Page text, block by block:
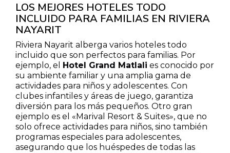
LOS MEJORES HOTELES TODO
INCLUIDO PARA FAMILIAS EN RIVIERA
NAYARIT
Riviera Nayarit alberga varios hoteles todo
incluido que son perfectos para familias. Por
ejemplo, el
Hotel Grand Matlali es conocido por
su ambiente familiar y una amplia gama de
actividades para niños y adolescentes. Con
clubes infantiles y áreas de juego, garantiza
diversión para los más pequeños. Otro gran
ejemplo es el «Marival Resort & Suites», que no
solo ofrece actividades para niños, sino también
programas especiales para adolescentes,
asegurando que los huéspedes de todas las